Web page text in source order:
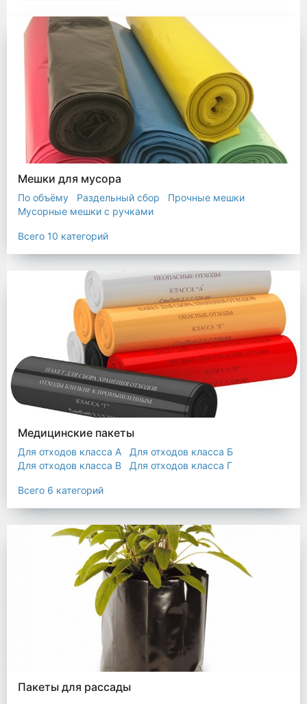
Мешки для мусора
По объёму Раздельный сбор
Прочные мешки
Мусорные мешки с ручками
Прозрачные мешки
Мешки строительные
Мешок для листьев
Всего 10 категорий
Медицинские пакеты
Для отходов класса А
Для отходов класса Б
Для отходов класса В
Для отходов класса Г
Пакеты термостойкие для утилизатора
Всего 6 категорий
Пакеты для рассады